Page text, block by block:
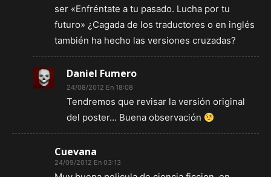
ser «Enfréntate a tu pasado. Lucha por tu
futuro» ¿Cagada de los traductores o en inglés
también ha hecho las versiones cruzadas?
Daniel Fumero
24/08/2012 En 18:08
Tendremos que revisar la versión original
del poster… Buena observación
Cuevana
24/09/2012 En 03:13